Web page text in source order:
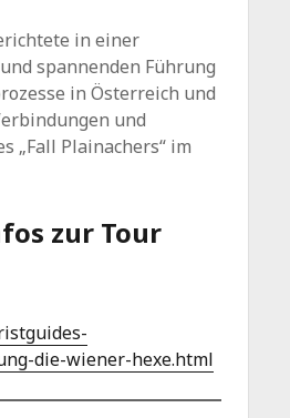
in einer
spannenden Führung
in Österreich und
und
„Fall Plainachers“ im
zur Tour
die-wiener-hexe.html